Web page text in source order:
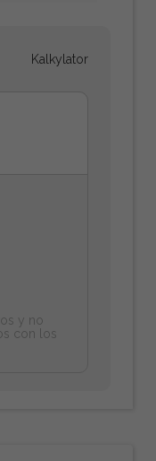
Kalkylator
y no
con los